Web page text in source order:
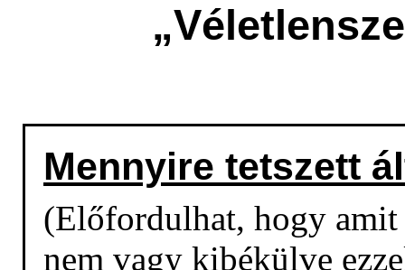
Mennyire tetszett
(Előfordulhat, hogy amit
nem vagy kibékülve